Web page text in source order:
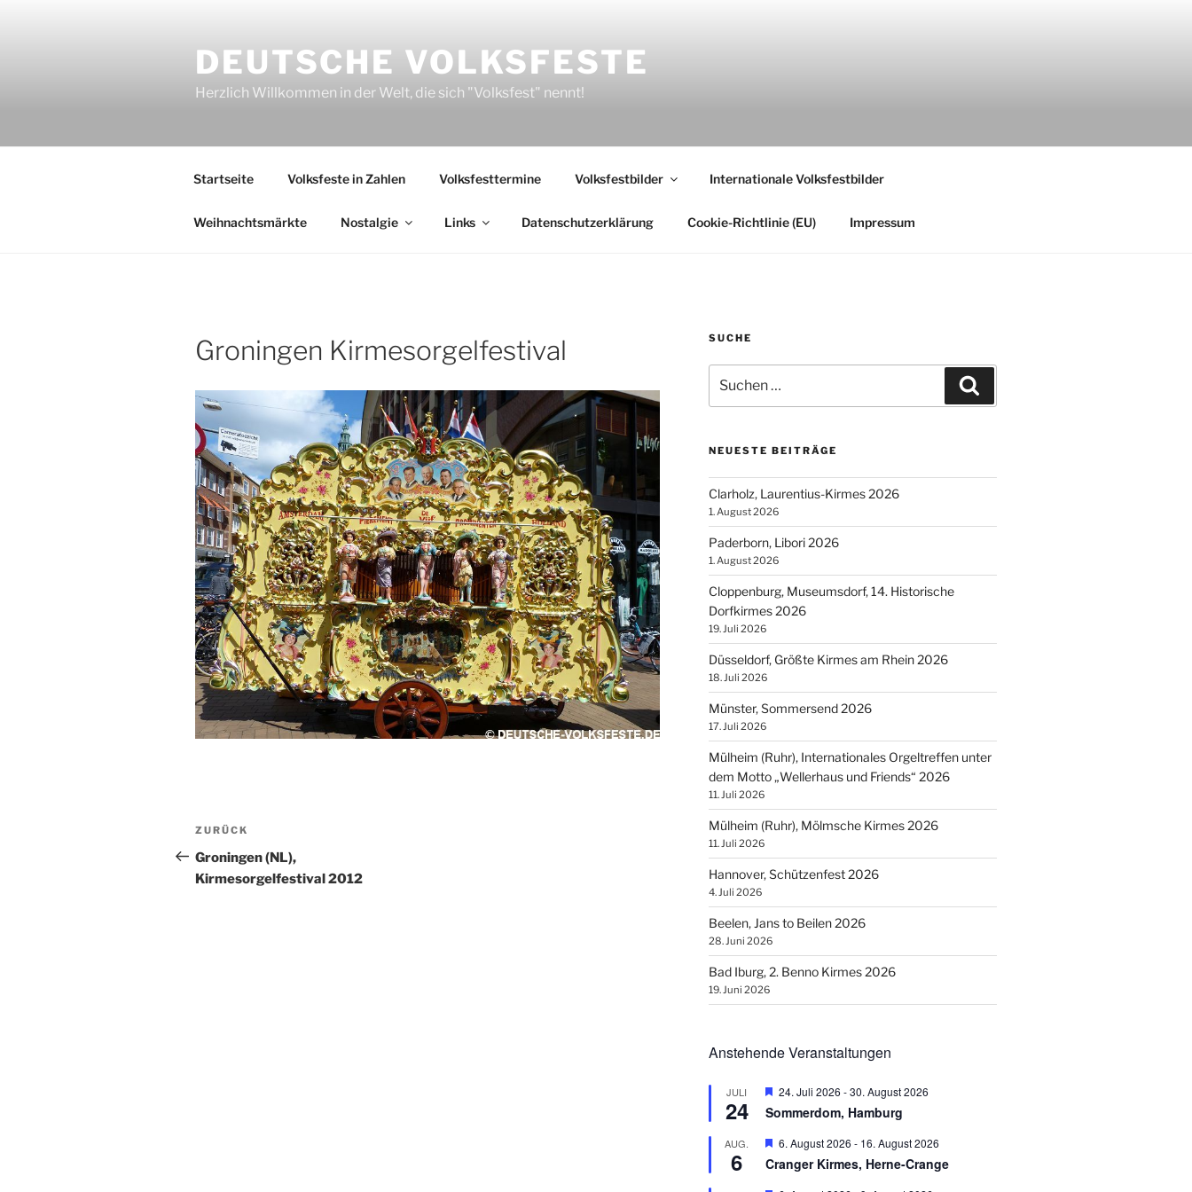
DEUTSCHE VOLKSFESTE
Herzlich Willkommen in der Welt, die sich "Volksfest" nennt!
Startseite Volksfeste in Zahlen Volksfesttermine Volksfestbilder Internationale Volksfestbilder
Weihnachtsmärkte Nostalgie Links Datenschutzerklärung Cookie-Richtlinie (EU) Impressum
Groningen Kirmesorgelfestival
Beitragsnavigation
Vorheriger
Beitrag
ZURÜCK
Groningen (NL),
Kirmesorgelfestival 2012
SUCHE
nach:
NEUESTE BEITRÄGE
Clarholz, Laurentius-Kirmes 2026
1. August 2026
Paderborn, Libori 2026
1. August 2026
Cloppenburg, Museumsdorf, 14. Historische
Dorfkirmes 2026
19. Juli 2026
Düsseldorf, Größte Kirmes am Rhein 2026
18. Juli 2026
Münster, Sommersend 2026
17. Juli 2026
Mülheim (Ruhr), Internationales Orgeltreffen unter
dem Motto „Wellerhaus und Friends“ 2026
11. Juli 2026
Mülheim (Ruhr), Mölmsche Kirmes 2026
11. Juli 2026
Hannover, Schützenfest 2026
4. Juli 2026
Beelen, Jans to Beilen 2026
28. Juni 2026
Bad Iburg, 2. Benno Kirmes 2026
19. Juni 2026
Anstehende Veranstaltungen
JULI
24
H
r
o
r
24. Juli 2026 -30. August 2026
Sommerdom, Hamburg
AUG.
6
H
r
6. August 2026 - 16. August 2026
Cranger Kirmes, Herne-Crange